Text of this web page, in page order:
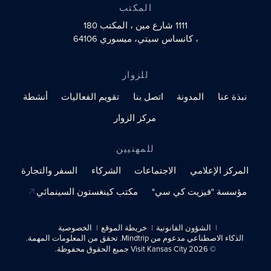
المكتب
1111 شارع مين
، المكتب 180
، كانساس سيتي، ميسوري 64106
للزوار
نبذة عنا
المدونة اتصل بنا تقويم الفعاليات
أنشطة
مركز الزوار
للمهنيين
المركز الإعلامي
الاجتماعات الشركاء
السفر والتجارة
مؤسسة "فيزيت كي سي"
مكتب كينغستون السينمائي
الشؤون القانونية خريطة الموقع
الخصوصية
الذكاء الاصطناعي مدعوم من Mindtrip. تحقق من المعلومات المهمة.
© 2026 Visit Kansas City جميع الحقوق محفوظة.